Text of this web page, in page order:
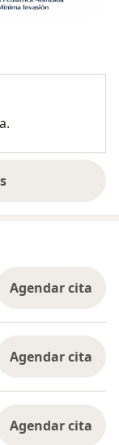
Agendar cita
Agendar cita
Agendar cita